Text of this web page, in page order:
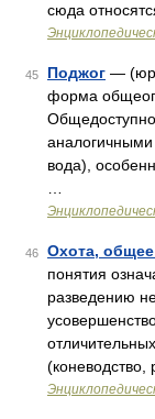
сюда
45 Поджог —
форма
аналогичными
вода),
46 Охота, общее
понятия
разведению
(коневодство,